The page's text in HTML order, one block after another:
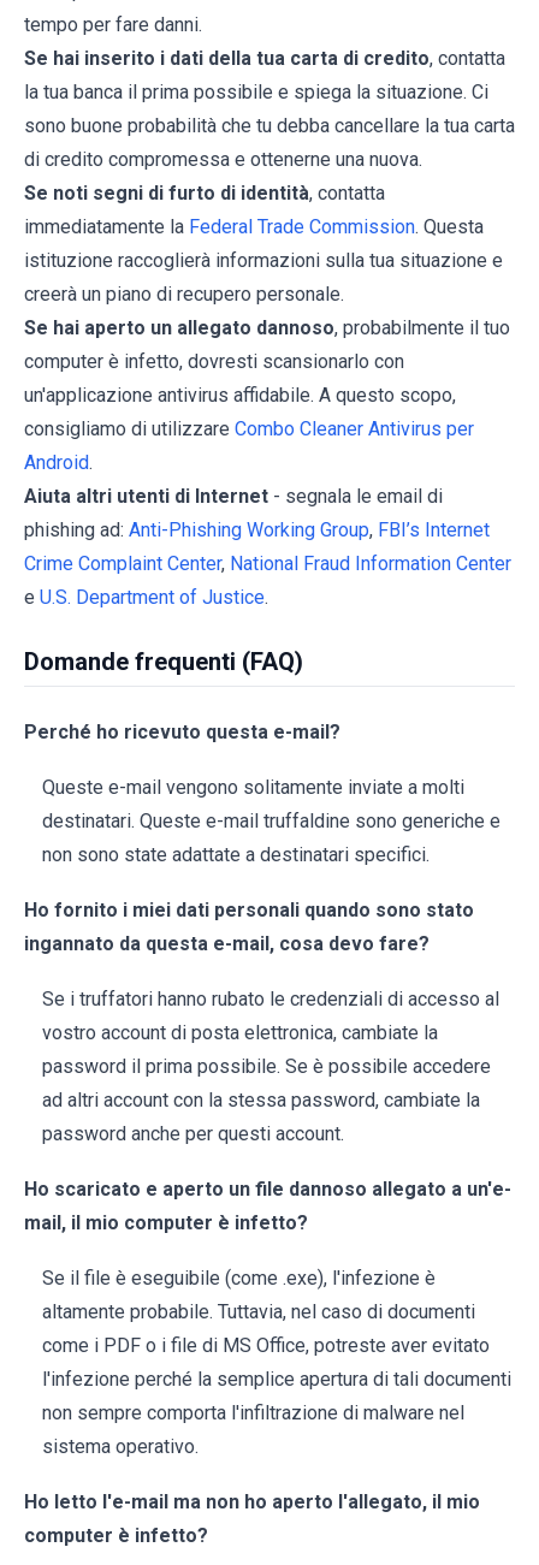
tempo per fare danni.
Se hai inserito i dati della tua carta di credito, contatta
la tua banca il prima possibile e spiega la situazione. Ci
sono buone probabilità che tu debba cancellare la tua carta
di credito compromessa e ottenerne una nuova.
Se noti segni di furto di identità, contatta
immediatamente la Federal Trade Commission. Questa
istituzione raccoglierà informazioni sulla tua situazione e
creerà un piano di recupero personale.
Se hai aperto un allegato dannoso, probabilmente il tuo
computer è infetto, dovresti scansionarlo con
un'applicazione antivirus affidabile. A questo scopo,
consigliamo di utilizzare Combo Cleaner Antivirus per
Android.
Aiuta altri utenti di Internet - segnala le email di
phishing ad: Anti-Phishing Working Group, FBI’s Internet
Crime Complaint Center, National Fraud Information Center
e U.S. Department of Justice.
Domande frequenti (FAQ)
Perché ho ricevuto questa e-mail?
Queste e-mail vengono solitamente inviate a molti
destinatari. Queste e-mail truffaldine sono generiche e
non sono state adattate a destinatari specifici.
Ho fornito i miei dati personali quando sono stato
ingannato da questa e-mail, cosa devo fare?
Se i truffatori hanno rubato le credenziali di accesso al
vostro account di posta elettronica, cambiate la
password il prima possibile. Se è possibile accedere
ad altri account con la stessa password, cambiate la
password anche per questi account.
Ho scaricato e aperto un file dannoso allegato a un'e-
mail, il mio computer è infetto?
Se il file è eseguibile (come .exe), l'infezione è
altamente probabile. Tuttavia, nel caso di documenti
come i PDF o i file di MS Office, potreste aver evitato
l'infezione perché la semplice apertura di tali documenti
non sempre comporta l'infiltrazione di malware nel
sistema operativo.
Ho letto l'e-mail ma non ho aperto l'allegato, il mio
computer è infetto?